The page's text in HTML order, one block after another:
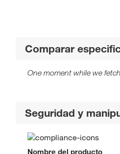
Comparar
One moment while we
Seguridad y
Nombre del producto